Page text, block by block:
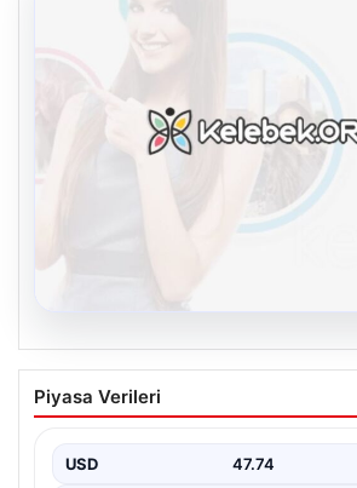
Kelebek sohbet platformu
İletişimin Güvenli Adresi Ve
İnternet çağında insanların güvenli bir
Piyasa Verileri
USD 47.74